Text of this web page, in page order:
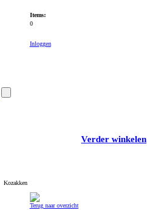
Items:
0
Inloggen
Verder winkelen
Kozakken
Terug naar overzicht